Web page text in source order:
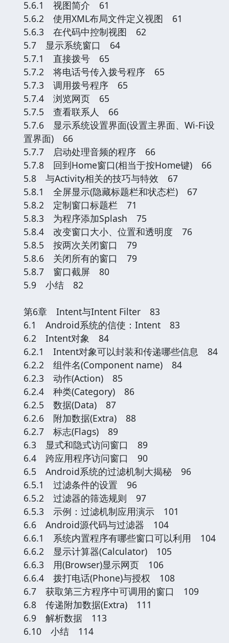
5.6.1 视图简介 61
5.6.2 使用XML布局文件定义视图 61
5.6.3 在代码中控制视图 62
5.7 显示系统窗口 64
5.7.1 直接拨号 65
5.7.2 将电话号传入拨号程序 65
5.7.3 调用拨号程序 65
5.7.4 浏览网页 65
5.7.5 查看联系人 66
5.7.6 显示系统设置界面(设置主界面、Wi-Fi设
置界面) 66
5.7.7 启动处理音频的程序 66
5.7.8 回到Home窗口(相当于按Home键) 66
5.8 与Activity相关的技巧与特效 67
5.8.1 全屏显示(隐藏标题栏和状态栏) 67
5.8.2 定制窗口标题栏 71
5.8.3 为程序添加Splash 75
5.8.4 改变窗口大小、位置和透明度 76
5.8.5 按两次关闭窗口 79
5.8.6 关闭所有的窗口 79
5.8.7 窗口截屏 80
5.9 小结 82
第6章 Intent与Intent Filter 83
6.1 Android系统的信使：Intent 83
6.2 Intent对象 84
6.2.1 Intent对象可以封装和传递哪些信息 84
6.2.2 组件名(Component name) 84
6.2.3 动作(Action) 85
6.2.4 种类(Category) 86
6.2.5 数据(Data) 87
6.2.6 附加数据(Extra) 88
6.2.7 标志(Flags) 89
6.3 显式和隐式访问窗口 89
6.4 跨应用程序访问窗口 90
6.5 Android系统的过滤机制大揭秘 96
6.5.1 过滤条件的设置 96
6.5.2 过滤器的筛选规则 97
6.5.3 示例：过滤机制应用演示 101
6.6 Android源代码与过滤器 104
6.6.1 系统内置程序有哪些窗口可以利用 104
6.6.2 显示计算器(Calculator) 105
6.6.3 用(Browser)显示网页 106
6.6.4 拨打电话(Phone)与授权 108
6.7 获取第三方程序中可调用的窗口 109
6.8 传递附加数据(Extra) 111
6.9 解析数据 113
6.10 小结 114